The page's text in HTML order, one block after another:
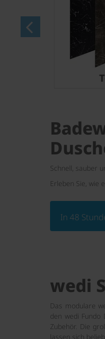
Schnell, sauber
Erleben Sie, wie
In 48
wedi
Das modulare
den wedi Fundo
Zubehör. Die
lassen sich